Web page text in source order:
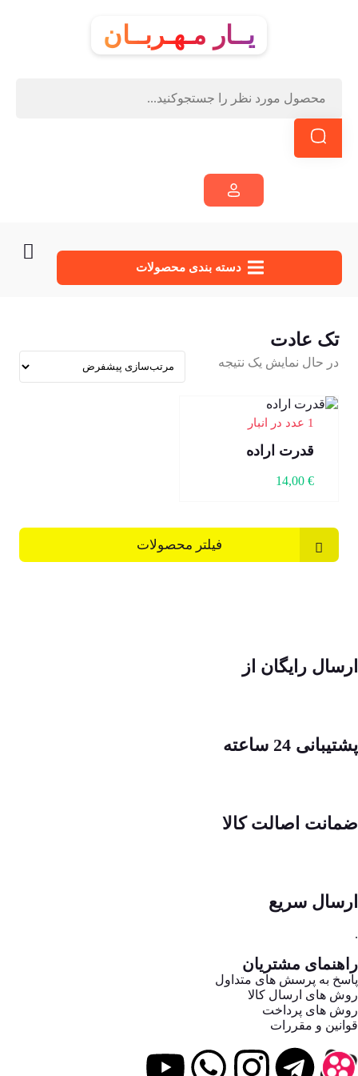
یــار مـهـربــان
دسته‌ بندی محصولات
تک عادت
در حال نمایش یک نتیجه
1 عدد در انبار
قدرت اراده
14,00 €
فیلتر محصولات
ارسال رایگان از
پشتیبانی 24 ساعته
ضمانت اصالت کالا
ارسال سریع
.
راهنمای مشتریان
پاسخ به پرسش های متداول
روش های ارسال کالا
روش های پرداخت
قوانین و مقررات